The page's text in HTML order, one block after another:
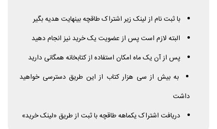
با ثبت نام از لینک زیر اشتراک طاقچه بینهایت هدیه بگیر
البته لازم است پس از عضویت یک خرید نیز انجام دهید
پس از آن یک ماه امکان استفاده از کتابخانه همگانی دارید
به بیش از سی هزار کتاب از این طریق دسترسی خواهید
داشت
دریافت اشتراک یکماهه طاقچه با ثبت از طریق «لینک خرید»